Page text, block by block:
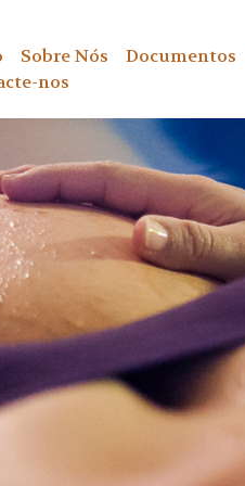
Sobre Nós Documentos
nos